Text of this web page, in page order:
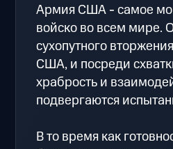
Армия США - самое
войско во всем мире.
сухопутного
США, и посреди
храбрость и
подвергаются
В то время как